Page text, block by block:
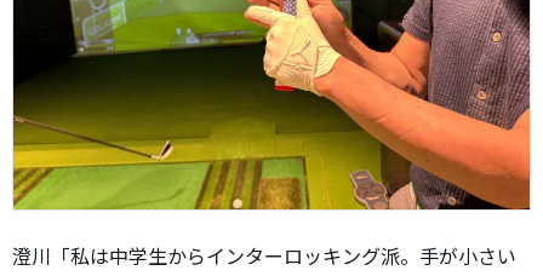
澄川「私は中学生からインターロッキング派。手が小さい